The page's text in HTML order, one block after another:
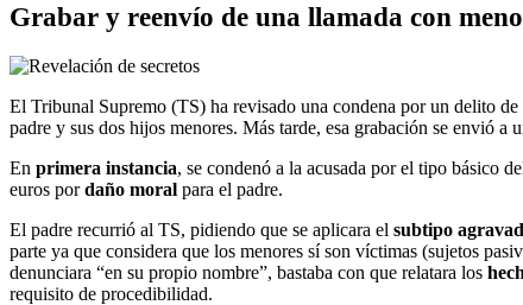
Grabar y reenvío de una llamada con
El Tribunal Supremo (TS) ha revisado una condena por un delito de
padre y sus dos hijos menores. Más tarde, esa grabación se envió
En primera instancia, se condenó a la acusada por el tipo básico
euros pordaño moral para el padre.
El padre recurrió al TS, pidiendo que se aplicara el subtipo
parte ya que considera que los menores sí son víctimas (sujetos
denunciara “en su propio nombre”, bastaba con que relatara los
requisito de procedibilidad.